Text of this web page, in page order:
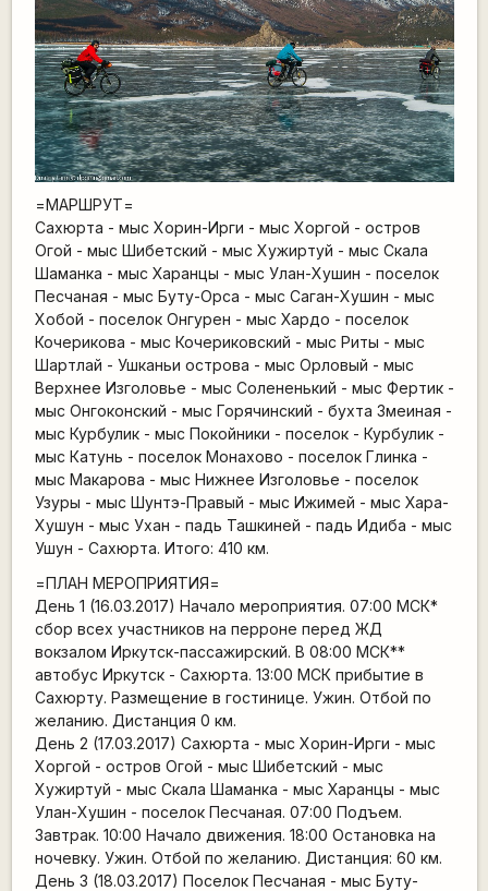
=МАРШРУТ=
Сахюрта - мыс Хорин-Ирги - мыс Хоргой - остров
Огой - мыс Шибетский - мыс Хужиртуй - мыс Скала
Шаманка - мыс Харанцы - мыс Улан-Хушин - поселок
Песчаная - мыс Буту-Орса - мыс Саган-Хушин - мыс
Хобой - поселок Онгурен - мыс Хардо - поселок
Кочерикова - мыс Кочериковский - мыс Риты - мыс
Шартлай - Ушканьи острова - мыс Орловый - мыс
Верхнее Изголовье - мыс Солененький - мыс Фертик -
мыс Онгоконский - мыс Горячинский - бухта Змеиная -
мыс Курбулик - мыс Покойники - поселок - Курбулик -
мыс Катунь - поселок Монахово - поселок Глинка -
мыс Макарова - мыс Нижнее Изголовье - поселок
Узуры - мыс Шунтэ-Правый - мыс Ижимей - мыс Хара-
Хушун - мыс Ухан - падь Ташкиней - падь Идиба - мыс
Ушун - Сахюрта. Итого: 410 км.
=ПЛАН МЕРОПРИЯТИЯ=
День 1 (16.03.2017) Начало мероприятия. 07:00 МСК*
сбор всех участников на перроне перед ЖД
вокзалом Иркутск-пассажирский. В 08:00 МСК**
автобус Иркутск - Сахюрта. 13:00 МСК прибытие в
Сахюрту. Размещение в гостинице. Ужин. Отбой по
желанию. Дистанция 0 км.
День 2 (17.03.2017) Сахюрта - мыс Хорин-Ирги - мыс
Хоргой - остров Огой - мыс Шибетский - мыс
Хужиртуй - мыс Скала Шаманка - мыс Харанцы - мыс
Улан-Хушин - поселок Песчаная. 07:00 Подъем.
Завтрак. 10:00 Начало движения. 18:00 Остановка на
ночевку. Ужин. Отбой по желанию. Дистанция: 60 км.
День 3 (18.03.2017) Поселок Песчаная - мыс Буту-